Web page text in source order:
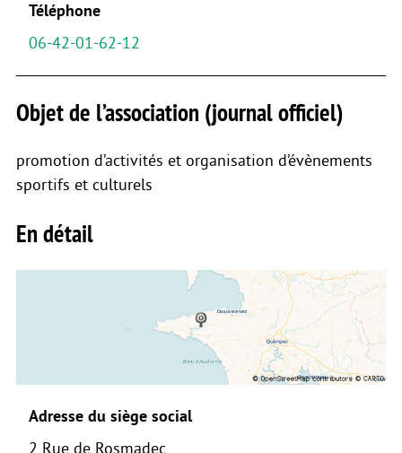
Téléphone
06-42-01-62-12
Objet de l’association (journal officiel)
promotion d’activités et organisation d’évènements
sportifs et culturels
En détail
Adresse du siège social
2 Rue de Rosmadec